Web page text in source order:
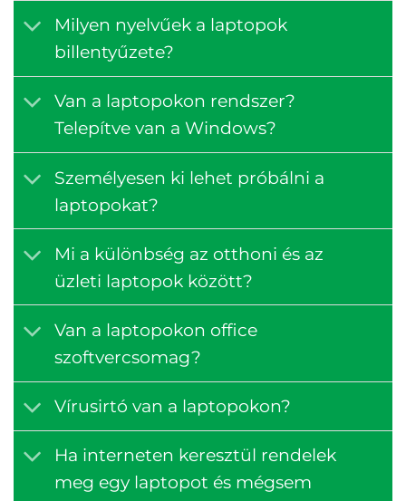
Milyen nyelvűek a laptopok
billentyűzete?
Van a laptopokon rendszer?
Telepítve van a Windows?
Személyesen ki lehet próbálni a
laptopokat?
Mi a különbség az otthoni és az
üzleti laptopok között?
Van a laptopokon office
szoftvercsomag?
Vírusirtó van a laptopokon?
Ha interneten keresztül rendelek
meg egy laptopot és mégsem